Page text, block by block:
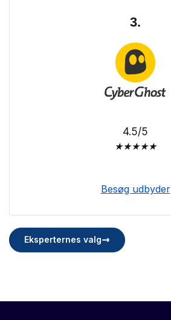
3.
4.5/5
★★★★★
Besøg udbyder
Eksperternes valg